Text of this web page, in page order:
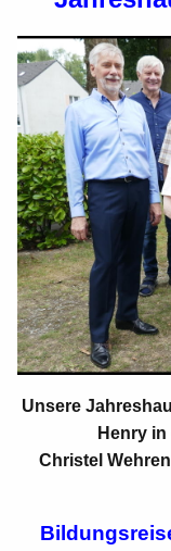
Unsere
Henry
Christel